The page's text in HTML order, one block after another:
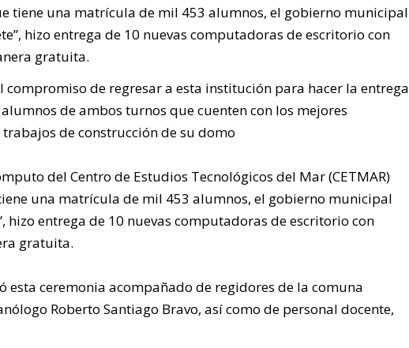
tiene una matrícula de mil 453 alumnos, el gobierno municipal
hizo entrega de 10 nuevas computadoras de escritorio con
gratuita.
compromiso de regresar a esta institución para hacer la entrega
de ambos turnos que cuenten con los mejores
de construcción de su domo
del Centro de Estudios Tecnológicos del Mar (CETMAR)
una matrícula de mil 453 alumnos, el gobierno municipal
hizo entrega de 10 nuevas computadoras de escritorio con
gratuita.
esta ceremonia acompañado de regidores de la comuna
Roberto Santiago Bravo, así como de personal docente,